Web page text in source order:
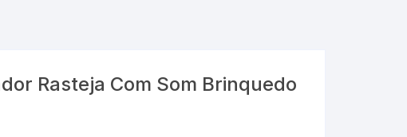
Rasteja Com Som Brinquedo